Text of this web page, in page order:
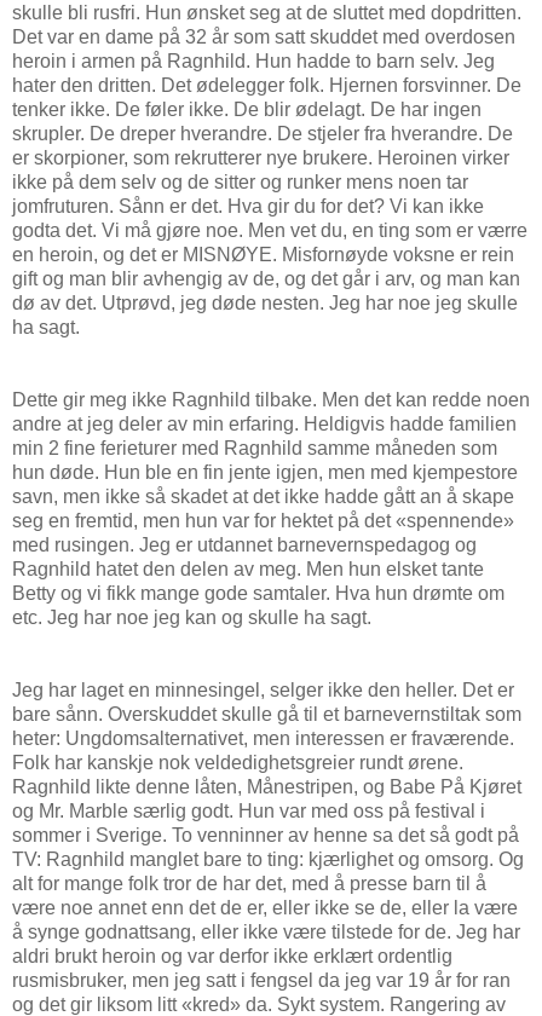
skulle bli rusfri. Hun ønsket seg at de sluttet med dopdritten.
Det var en dame på 32 år som satt skuddet med overdosen
heroin i armen på Ragnhild. Hun hadde to barn selv. Jeg
hater den dritten. Det ødelegger folk. Hjernen forsvinner. De
tenker ikke. De føler ikke. De blir ødelagt. De har ingen
skrupler. De dreper hverandre. De stjeler fra hverandre. De
er skorpioner, som rekrutterer nye brukere. Heroinen virker
ikke på dem selv og de sitter og runker mens noen tar
jomfruturen. Sånn er det. Hva gir du for det? Vi kan ikke
godta det. Vi må gjøre noe. Men vet du, en ting som er værre
en heroin, og det er MISNØYE. Misfornøyde voksne er rein
gift og man blir avhengig av de, og det går i arv, og man kan
dø av det. Utprøvd, jeg døde nesten. Jeg har noe jeg skulle
ha sagt.
Dette gir meg ikke Ragnhild tilbake. Men det kan redde noen
andre at jeg deler av min erfaring. Heldigvis hadde familien
min 2 fine ferieturer med Ragnhild samme måneden som
hun døde. Hun ble en fin jente igjen, men med kjempestore
savn, men ikke så skadet at det ikke hadde gått an å skape
seg en fremtid, men hun var for hektet på det «spennende»
med rusingen. Jeg er utdannet barnevernspedagog og
Ragnhild hatet den delen av meg. Men hun elsket tante
Betty og vi fikk mange gode samtaler. Hva hun drømte om
etc. Jeg har noe jeg kan og skulle ha sagt.
Jeg har laget en minnesingel, selger ikke den heller. Det er
bare sånn. Overskuddet skulle gå til et barnevernstiltak som
heter: Ungdomsalternativet, men interessen er fraværende.
Folk har kanskje nok veldedighetsgreier rundt ørene.
Ragnhild likte denne låten, Månestripen, og Babe På Kjøret
og Mr. Marble særlig godt. Hun var med oss på festival i
sommer i Sverige. To venninner av henne sa det så godt på
TV: Ragnhild manglet bare to ting: kjærlighet og omsorg. Og
alt for mange folk tror de har det, med å presse barn til å
være noe annet enn det de er, eller ikke se de, eller la være
å synge godnattsang, eller ikke være tilstede for de. Jeg har
aldri brukt heroin og var derfor ikke erklært ordentlig
rusmisbruker, men jeg satt i fengsel da jeg var 19 år for ran
og det gir liksom litt «kred» da. Sykt system. Rangering av